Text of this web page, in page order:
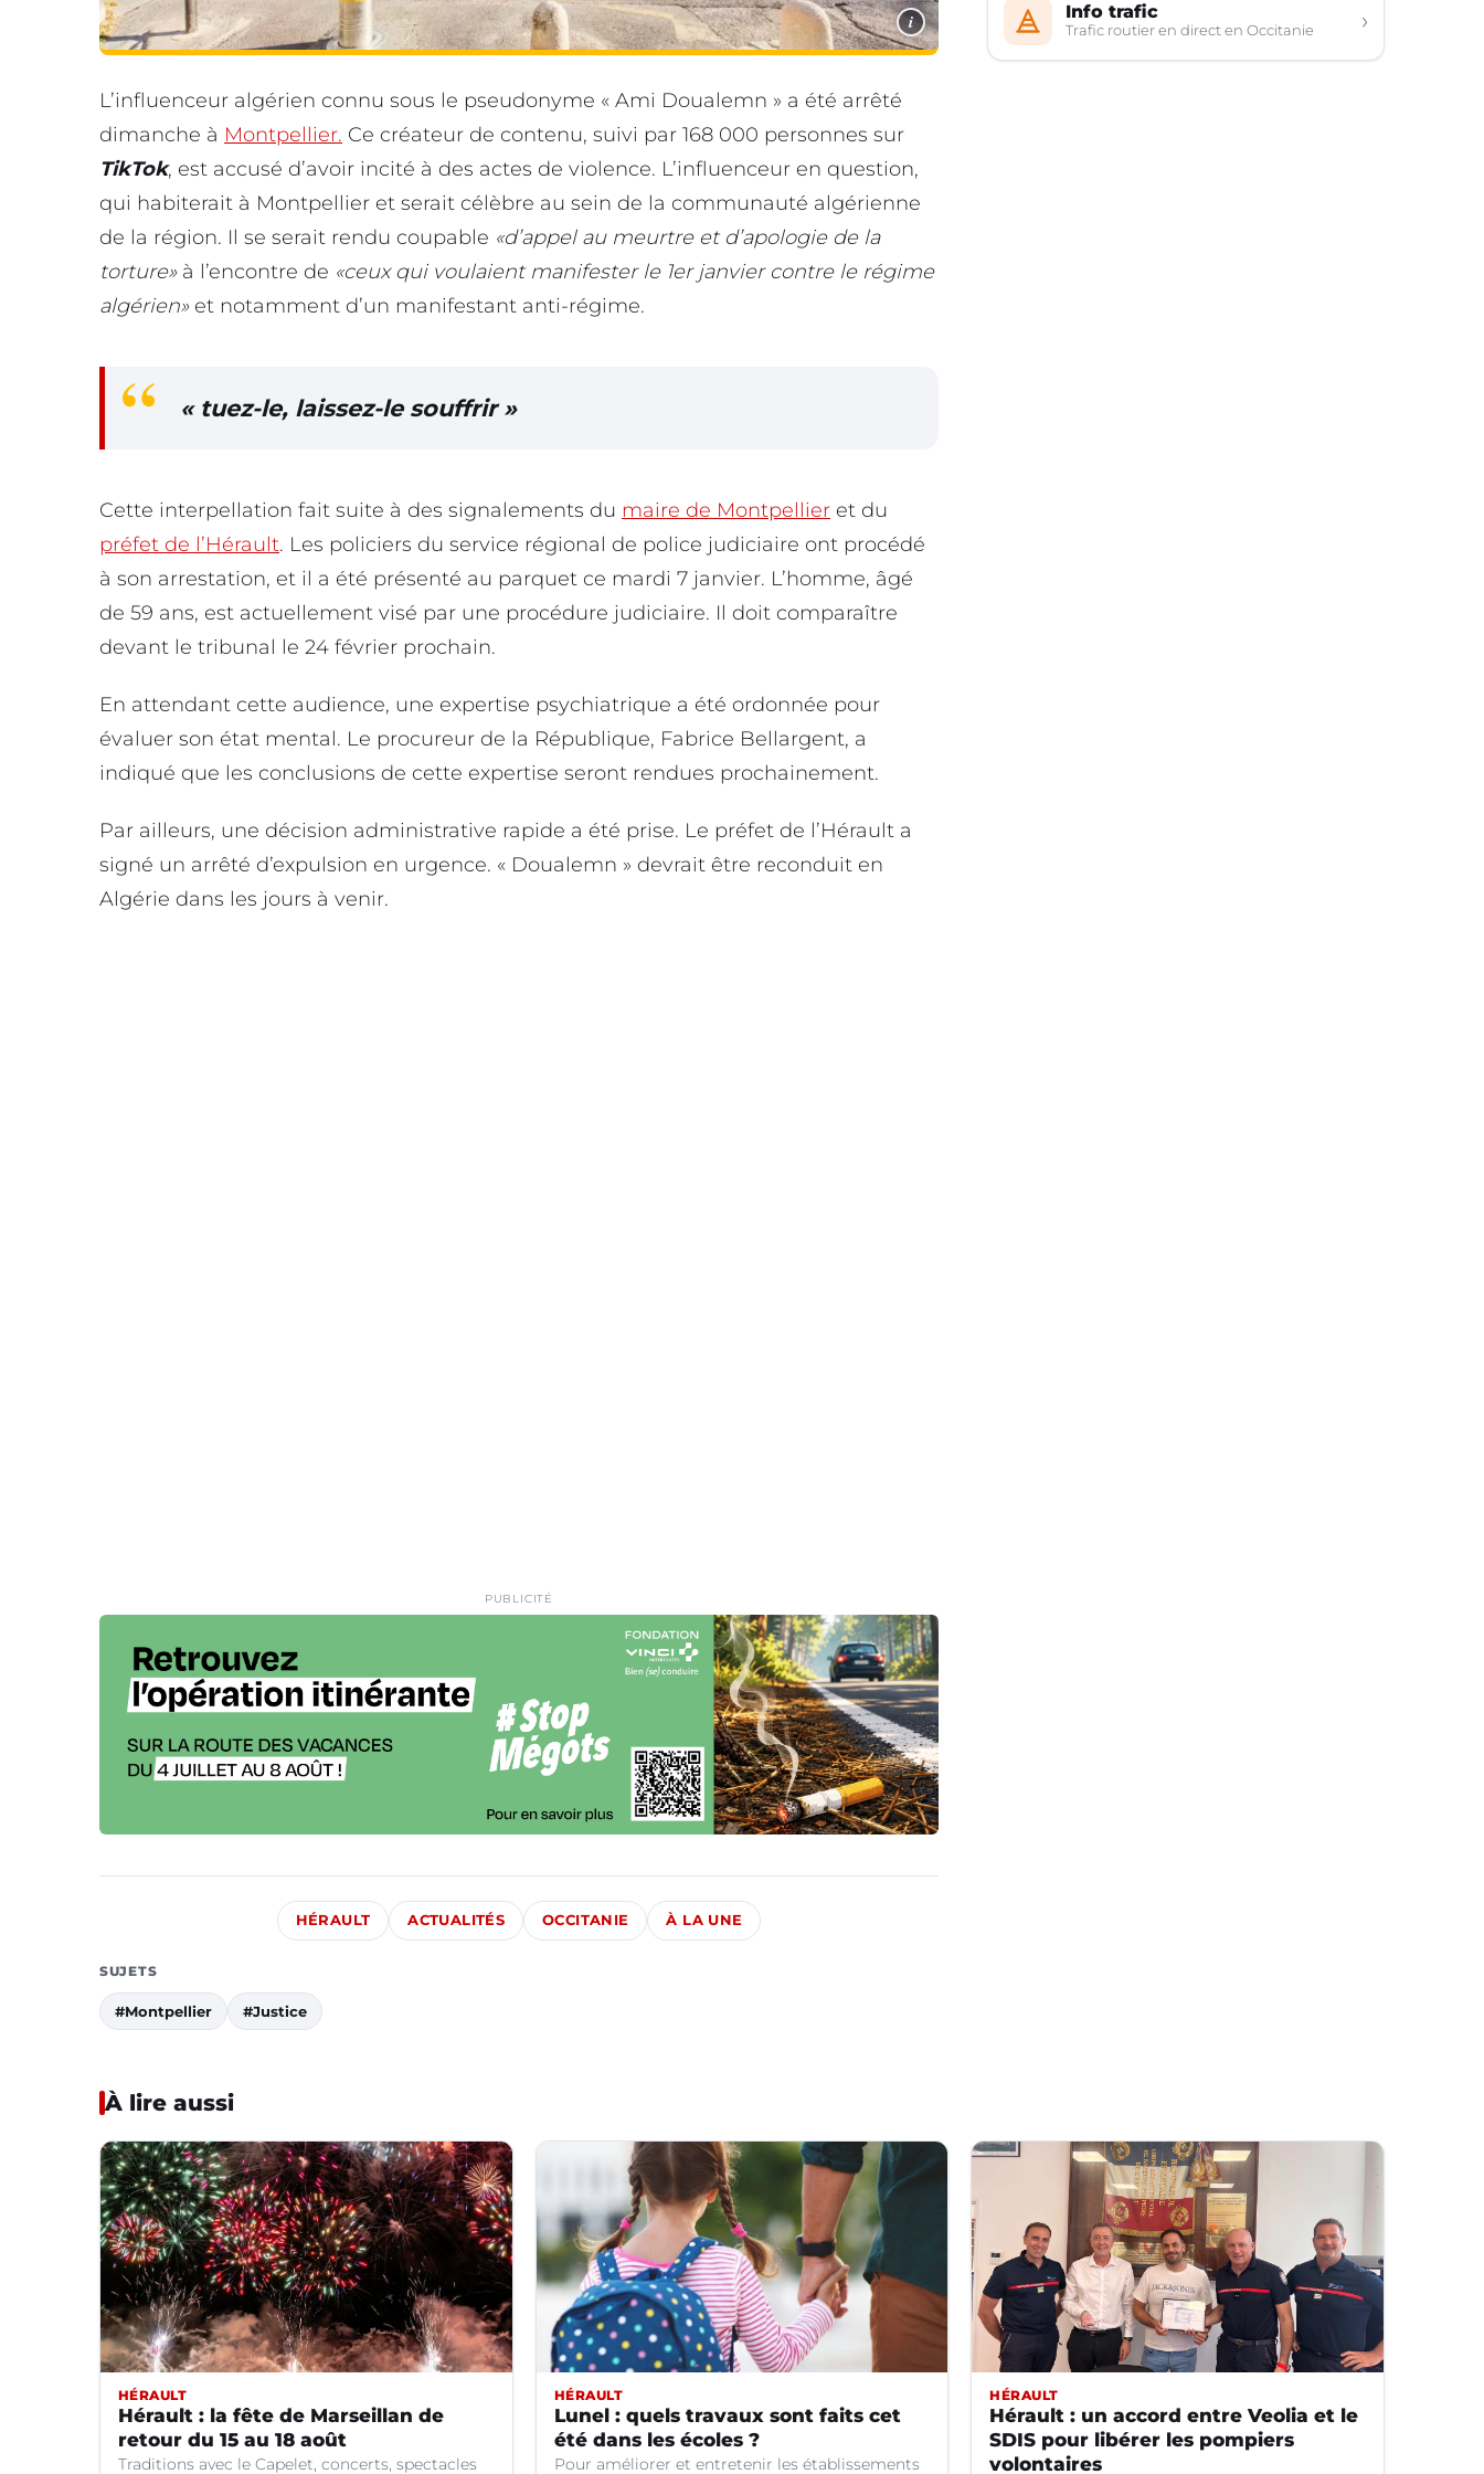
i
L’influenceur algérien connu sous le pseudonyme « Ami Doualemn » a été arrêté
dimanche à Montpellier. Ce créateur de contenu, suivi par 168 000 personnes sur
TikTok, est accusé d’avoir incité à des actes de violence. L’influenceur en question,
qui habiterait à Montpellier et serait célèbre au sein de la communauté algérienne
de la région. Il se serait rendu coupable «d’appel au meurtre et d’apologie de la
torture»à l’encontre de «ceux qui voulaient manifester le 1er janvier contre le régime
algérien» et notamment d’un manifestant anti-régime.
« tuez-le, laissez-le souffrir »
Cette interpellation fait suite à des signalements du maire de Montpellier et du
préfet de l’Hérault. Les policiers du service régional de police judiciaire ont procédé
à son arrestation, et il a été présenté au parquet ce mardi 7 janvier. L’homme, âgé
de 59 ans, est actuellement visé par une procédure judiciaire. Il doit comparaître
devant le tribunal le 24 février prochain.
En attendant cette audience, une expertise psychiatrique a été ordonnée pour
évaluer son état mental. Le procureur de la République, Fabrice Bellargent, a
indiqué que les conclusions de cette expertise seront rendues prochainement.
Par ailleurs, une décision administrative rapide a été prise. Le préfet de l’Hérault a
signé un arrêté d’expulsion en urgence. « Doualemn » devrait être reconduit en
Algérie dans les jours à venir.
PUBLICITÉ
HÉRAULT ACTUALITÉS OCCITANIE À LA UNE
SUJETS
#Montpellier #Justice
Info trafic
Trafic routier en direct en Occitanie ›
À lire aussi
HÉRAULT
Hérault : la fête de Marseillan de
retour du 15 au 18 août
Traditions avec le Capelet, concerts, spectacles
HÉRAULT
Lunel : quels travaux sont faits cet
été dans les écoles ?
Pour améliorer et entretenir les établissements
HÉRAULT
Hérault : un accord entre Veolia et le
SDIS pour libérer les pompiers
volontaires